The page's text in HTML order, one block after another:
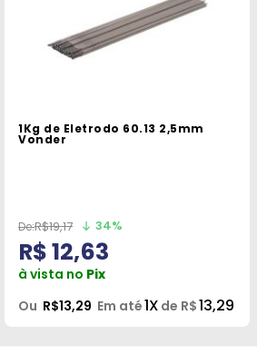
1Kg de Eletrodo 60.13 2,5mm
Vonder
R$19,17 34%
R$ 12,63
à vista no Pix
Ou R$13,29 Em até1X de R$13,29